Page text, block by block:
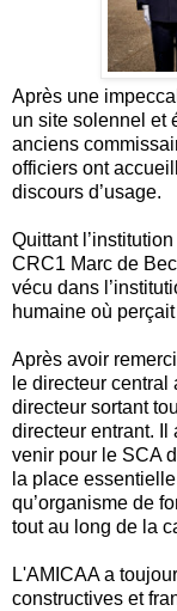
Après une
un site solennel et
anciens
officiers ont
discours d’usage.
Quittant
CRC1 Marc de
vécu dans
humaine où
Après avoir
le directeur
directeur sortant
directeur entrant. Il
venir pour le SCA
la place
qu’organisme de
tout au long de la
L'AMICAA a
constructives et